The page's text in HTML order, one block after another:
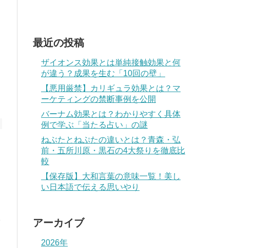
最近の投稿
ザイオンス効果とは単純接触効果と何
が違う？成果を生む「10回の壁」
【悪用厳禁】カリギュラ効果とは？マ
ーケティングの禁断事例を公開
バーナム効果とは？わかりやすく具体
例で学ぶ「当たる占い」の謎
ねぶたとねぷたの違いとは？青森・弘
前・五所川原・黒石の4大祭りを徹底比
較
【保存版】大和言葉の意味一覧！美し
い日本語で伝える思いやり
アーカイブ
2026年